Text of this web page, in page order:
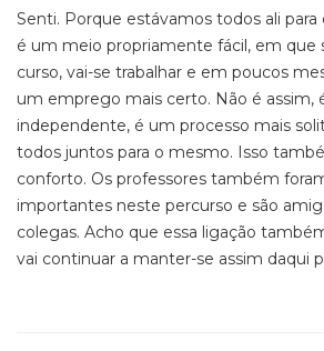
Senti. Porque estávamos todos ali
é um meio propriamente fácil, em que
curso, vai-se trabalhar e em poucos
um emprego mais certo. Não é assim,
independente, é um processo mais
todos juntos para o mesmo. Isso
conforto. Os professores também
importantes neste percurso e são
colegas. Acho que essa ligação
vai continuar a manter-se assim daqui